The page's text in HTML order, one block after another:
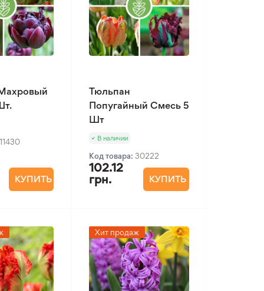
11430
КУПИТЬ
Тюльпан
Попугайный Смесь 5
Шт
В наличии
Код товара: 30222
102.12
грн.
КУПИТЬ
Хит продаж